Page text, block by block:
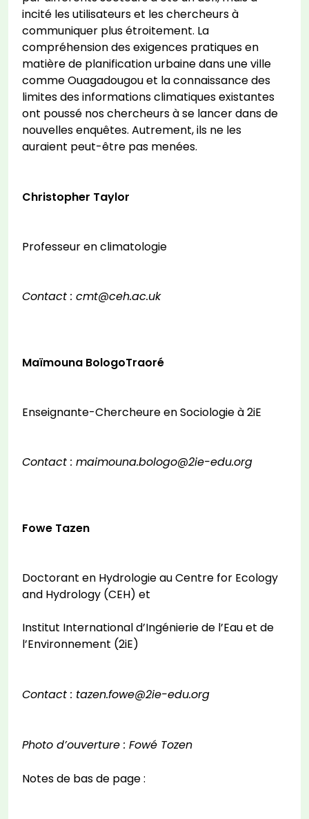
incité les utilisateurs et les chercheurs à
communiquer plus étroitement. La
compréhension des exigences pratiques en
matière de planification urbaine dans une ville
comme Ouagadougou et la connaissance des
limites des informations climatiques existantes
ont poussé nos chercheurs à se lancer dans de
nouvelles enquêtes. Autrement, ils ne les
auraient peut-être pas menées.
Christopher Taylor
Professeur en climatologie
Contact : cmt@ceh.ac.uk
Maïmouna BologoTraoré
Enseignante-Chercheure en Sociologie à 2iE
Contact : maimouna.bologo@2ie-edu.org
Fowe Tazen
Doctorant en Hydrologie au Centre for Ecology
and Hydrology (CEH) et
Institut International d’Ingénierie de l’Eau et de
l’Environnement (2iE)
Contact : tazen.fowe@2ie-edu.org
Photo d’ouverture : Fowé Tozen
Notes de bas de page :